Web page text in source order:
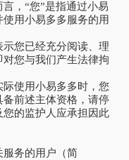
，“您”是指通过小易
用小易多多服务的用
您已经充分阅读、理
您与我们产生法律拘
使用小易多多时，您
前述主体资格，请停
的监护人应承担因此
服务的用户（简